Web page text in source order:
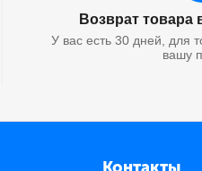
Возврат товара
У вас есть 30 дней, для
вашу